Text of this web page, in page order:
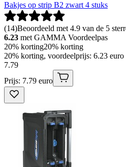
Bakjes op strip B2 zwart 4 stuks
(14)Beoordeeld met 4.9 van de 5
6.23 met GAMMA Voordeelpas
20% korting20% korting
20% korting, voordeelprijs: 6.23
7.79
Prijs: 7.79 euro